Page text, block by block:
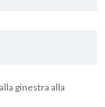
ginestra alla